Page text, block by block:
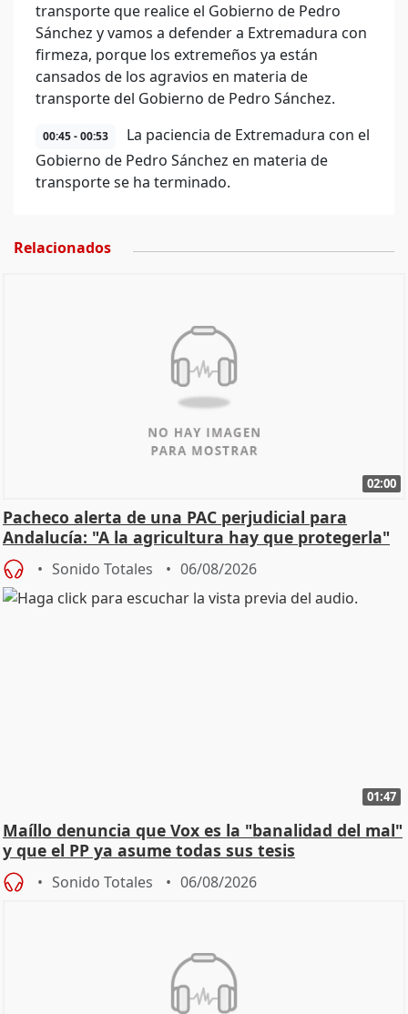
transporte que realice el Gobierno de Pedro
Sánchez y vamos a defender a Extremadura con
firmeza, porque los extremeños ya están
cansados de los agravios en materia de
transporte del Gobierno de Pedro Sánchez.
00:45 - 00:53
La paciencia de Extremadura con el
Gobierno de Pedro Sánchez en materia de
transporte se ha terminado.
Relacionados
02:00
Pacheco alerta de una PAC perjudicial para
Andalucía: "A la agricultura hay que protegerla"
Sonido Totales 06/08/2026
01:47
Maíllo denuncia que Vox es la "banalidad del mal"
y que el PP ya asume todas sus tesis
Sonido Totales 06/08/2026